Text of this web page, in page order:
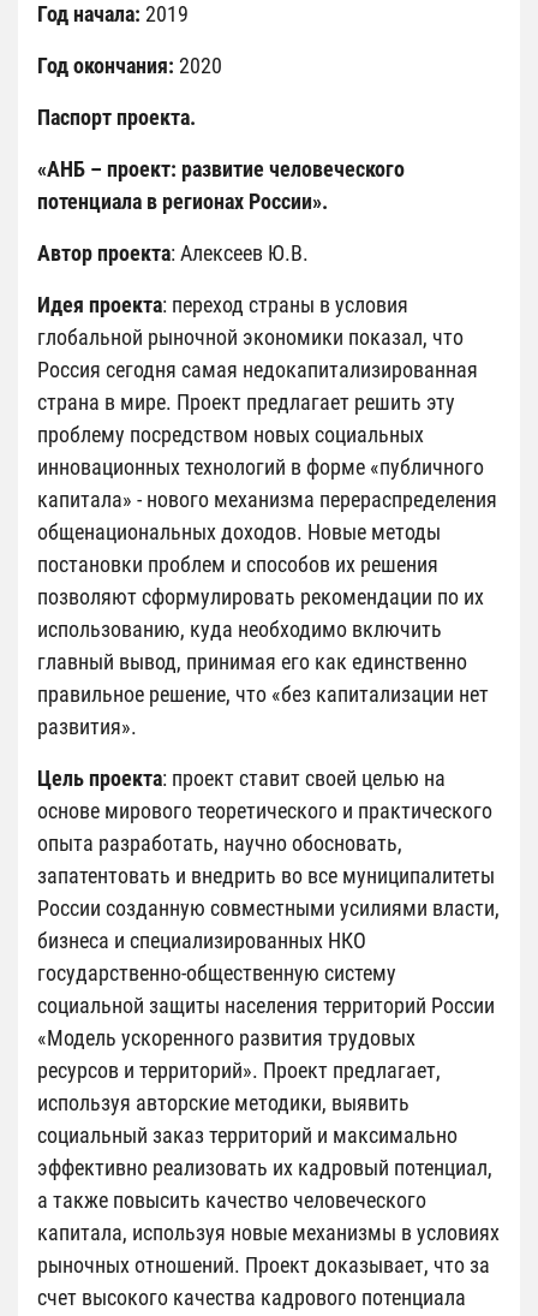
Год начала: 2019
Год окончания: 2020
Паспорт проекта.
«АНБ – проект: развитие человеческого
потенциала в регионах России».
Автор проекта: Алексеев Ю.В.
Идея проекта: переход страны в условия
глобальной рыночной экономики показал, что
Россия сегодня самая недокапитализированная
страна в мире. Проект предлагает решить эту
проблему посредством новых социальных
инновационных технологий в форме «публичного
капитала» - нового механизма перераспределения
общенациональных доходов. Новые методы
постановки проблем и способов их решения
позволяют сформулировать рекомендации по их
использованию, куда необходимо включить
главный вывод, принимая его как единственно
правильное решение, что «без капитализации нет
развития».
Цель проекта: проект ставит своей целью на
основе мирового теоретического и практического
опыта разработать, научно обосновать,
запатентовать и внедрить во все муниципалитеты
России созданную совместными усилиями власти,
бизнеса и специализированных НКО
государственно-общественную систему
социальной защиты населения территорий России
«Модель ускоренного развития трудовых
ресурсов и территорий». Проект предлагает,
используя авторские методики, выявить
социальный заказ территорий и максимально
эффективно реализовать их кадровый потенциал,
а также повысить качество человеческого
капитала, используя новые механизмы в условиях
рыночных отношений. Проект доказывает, что за
счет высокого качества кадрового потенциала